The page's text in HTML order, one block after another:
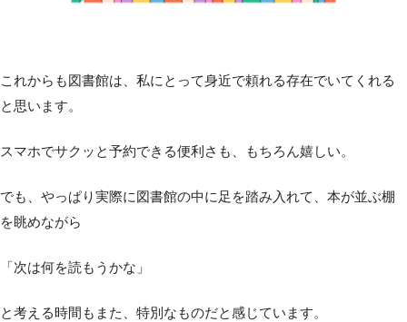
これからも図書館は、私にとって身近で頼れる存在でいてくれる
と思います。
スマホでサクッと予約できる便利さも、もちろん嬉しい。
でも、やっぱり実際に図書館の中に足を踏み入れて、本が並ぶ棚
を眺めながら
「次は何を読もうかな」
と考える時間もまた、特別なものだと感じています。